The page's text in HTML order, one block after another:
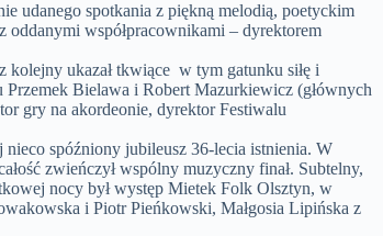
udanego spotkania z piękną melodią, poetyckim
współpracownikami – dyrektorem
kolejny ukazał tkwiące w tym gatunku siłę i
Przemek Bielawa i Robert Mazurkiewicz (głównych
gry na akordeonie, dyrektor Festiwalu
nieco spóźniony jubileusz 36-lecia istnienia. W
zwieńczył wspólny muzyczny finał. Subtelny,
nocy był występ Mietek Folk Olsztyn, w
i Piotr Pieńkowski, Małgosia Lipińska z